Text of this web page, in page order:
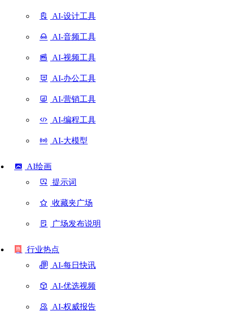
AI-设计工具
AI-音频工具
AI-视频工具
AI-办公工具
AI-营销工具
AI-编程工具
AI-大模型
AI绘画
提示词
收藏夹广场
广场发布说明
行业热点
AI-每日快讯
AI-优选视频
AI-权威报告